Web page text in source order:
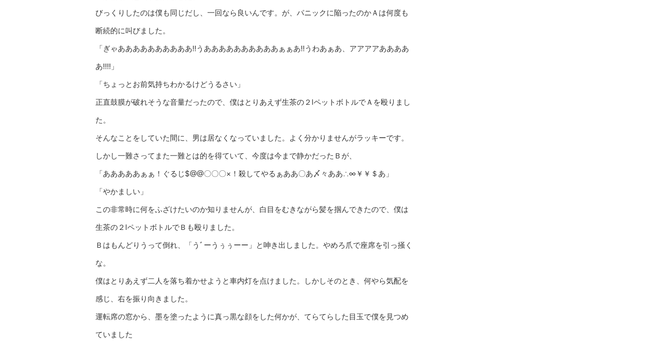
びっくりしたのは僕も同じだし、一回なら良いんです。が、パニックに陥ったのかＡは何度も
断続的に叫びました。
「ぎゃああああああああああ!!うああああああああああぁぁあ!!うわあぁあ、アアアアああああ
あ!!!!」
「ちょっとお前気持ちわかるけどうるさい」
正直鼓膜が破れそうな音量だったので、僕はとりあえず生茶の２lペットボトルでＡを殴りまし
た。
そんなことをしていた間に、男は居なくなっていました。よく分かりませんがラッキーです。
しかし一難さってまた一難とは的を得ていて、今度は今まで静かだったＢが、
「あああああぁぁ！ぐるじ$@@〇〇〇×！殺してやるぁああ〇あ〆々ああ∴∞￥￥＄あ」
「やかましい」
この非常時に何をふざけたいのか知りませんが、白目をむきながら髪を掴んできたので、僕は
生茶の２lペットボトルでＢも殴りました。
Ｂはもんどりうって倒れ、「うﾞーうぅぅーー」と呻き出しました。やめろ爪で座席を引っ掻く
な。
僕はとりあえず二人を落ち着かせようと車内灯を点けました。しかしそのとき、何やら気配を
感じ、右を振り向きました。
運転席の窓から、墨を塗ったように真っ黒な顔をした何かが、てらてらした目玉で僕を見つめ
ていました